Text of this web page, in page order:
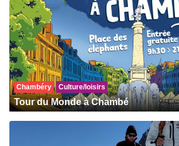
Chambéry Culture/loisirs
Tour du Monde à Chambé